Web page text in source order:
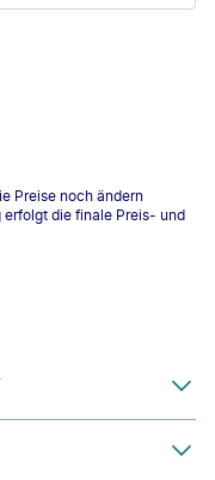
Preise noch ändern
erfolgt die finale Preis- und